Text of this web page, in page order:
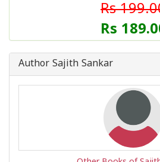
Rs
Rs
Author Sajith Sankar